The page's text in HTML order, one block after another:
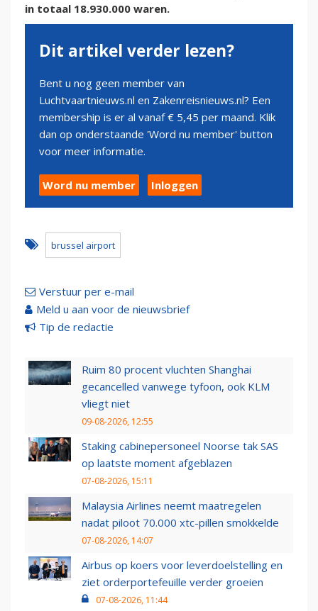
in totaal 18.930.000 waren.
Dit artikel verder lezen?
Bent u nog geen member van
Luchtvaartnieuws.nl en Zakenreisnieuws.nl? Een
membership is er al vanaf € 5,45 per maand. Klik
dan op onderstaande 'Word nu member' button
voor meer informatie.
Word nu member Inloggen
brussel airport
Verstuur per e-mail
Meld u aan voor de nieuwsbrief
Tip de redactie
Ruim 80 procent vluchten Shanghai
gecancelled vanwege tyfoon, ook KLM
vliegt niet
09-08-2026, 12:55
Staking cabinepersoneel Noorse tak SAS
op laatste moment afgeblazen
07-08-2026, 15:11
Malaysia Airlines neemt maatregelen
nadat piloot 70.000 xtc-pillen smokkelde
07-08-2026, 14:07
Airbus op koers voor leverdoelstelling en
ziet orderportefeuille verder groeien
07-08-2026, 11:44